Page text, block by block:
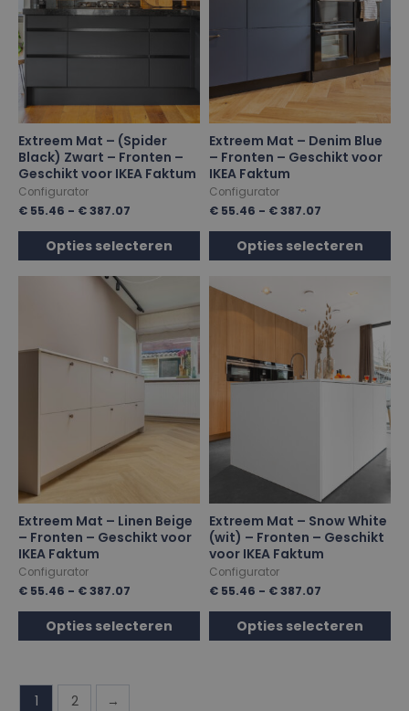
Extreem Mat – (Spider
Black) Zwart – Fronten –
Geschikt voor IKEA Faktum
Configurator
€ 55.46 - €387.07
Opties selecteren
Extreem Mat – Denim Blue
– Fronten – Geschikt voor
IKEA Faktum
Configurator
€ 55.46 - €387.07
Opties selecteren
Extreem Mat – Linen Beige
– Fronten – Geschikt voor
IKEA Faktum
Configurator
€ 55.46 - €387.07
Opties selecteren
Extreem Mat – Snow White
(wit) – Fronten – Geschikt
voor IKEA Faktum
Configurator
€ 55.46 - €387.07
Opties selecteren
1 2 →